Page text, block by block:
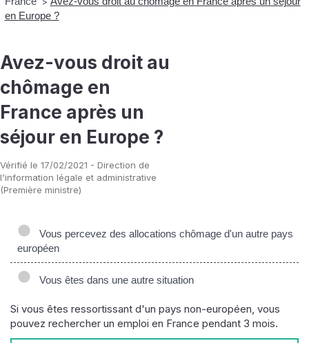
en Europe ?
Avez-vous droit au
chômage en
France après un
séjour en Europe ?
Vérifié le 17/02/2021 - Direction de
l'information légale et administrative
(Première ministre)
Vous percevez des allocations chômage d'un autre pays
européen
Vous êtes dans une autre situation
Si vous êtes ressortissant d'un pays non-européen, vous
pouvez rechercher un emploi en France pendant 3 mois.